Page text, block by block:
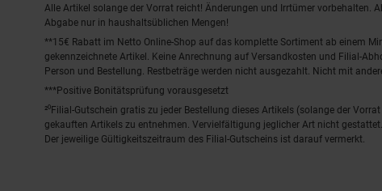
Alle Artikel solange der Vorrat reicht! Änderungen und Irrtümer vorbehalten.
Abgabe nur in haushaltsüblichen Mengen!
**15€ Rabatt im Netto Online-Shop auf das komplette Sortiment ab einem
gekennzeichnete Artikel. Keine Anrechnung auf Versandkosten und Filial-
Person und Bestellung. Restbeträge werden nicht ausgezahlt. Nicht mit
***Positive Bonitätsprüfung vorausgesetzt
²⁰Filial-Gutschein gratis zu jeder Bestellung dieses Artikels (solange der
gekauften Artikels zu entnehmen. Vervielfältigung jeglicher Art nicht
Der jeweilige Gültigkeitszeitraum des Filial-Gutscheins ist darauf vermerkt.